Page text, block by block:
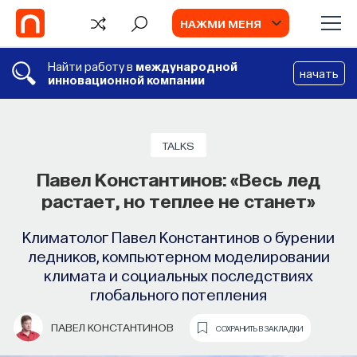
НАЖМИ МЕНЯ
Найти работу в международной
инновационной компании
начать
TALKS
Павел Константинов: «Весь лед
растает, но теплее не станет»
Климатолог Павел Константинов о бурении
ледников, компьютерном моделировании
климата и социальных последствиях
глобального потепления
ПАВЕЛ КОНСТАНТИНОВ СОХРАНИТЬ В ЗАКЛАДКИ
Философский поиск: начала
Как философия помогает составлять
собственное мнение о происходящем
ПОСТНАУКА СОХРАНИТЬ В ЗАКЛАДКИ